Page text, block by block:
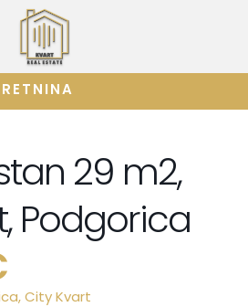
29 m2,
Podgorica
,City Kvart